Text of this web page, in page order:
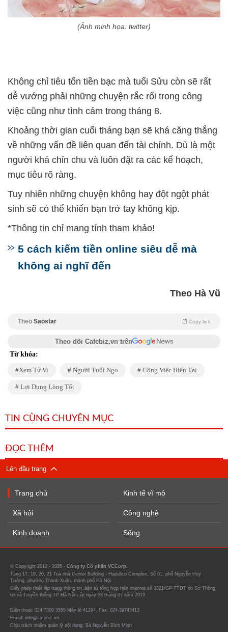
(Ảnh minh họa: twitter)
Không chỉ tiêu tốn tiền bạc mà tuổi Sửu còn sẽ rất
dễ vướng phải những chuyện rắc rối trong công
việc cũng như tình cảm trong tháng 8.
Khoảng thời gian cuối tháng bạn sẽ khá căng thẳng
về những vấn đề liên quan đến tài chính. Dù là một
người khá chỉn chu và luôn đặt ra các kế hoạch,
mục tiêu rõ ràng.
Tuy nhiên những chuyện không hay đột ngột phát
sinh sẽ có thể khiến bạn trở tay không kịp.
*Thông tin chỉ mang tính tham khảo!
5 cách kiếm tiền online siêu dễ mà
không ai nghĩ đến
Theo Hà Vũ
Theo Saostar Copy link
Theo dõi Cafebiz.vn trên
Từ khóa:
Xem Tử Vi Người Tuổi Ngọ Công Việc Hiện Tại
Lợi Dụng Lòng Tốt
TIN CÙNG CHUYÊN MỤC
ĐỌC THÊM
Lên đầu trang
Trang chủ
Xã hội
Kinh doanh
Kinh tế vĩ mô
Công nghệ
Sống
© Copyright 2012 - 2026 - Công ty Cổ phần VCCorp.
Tầng 17, 19, 20, 21 Toà nhà Center Building - Hapulico Complex, Số 01, phố Nguyễn Huy
Tưởng, phường Thanh Xuân, thành phố Hà Nội
Giấy phép thiết lập trang thông tin điện tử tổng hợp trên internet số 3321/GP-TTĐT do Sở Thông
tin và Truyền thông TP Hà Nội cấp ngày 03 tháng 07 năm 2019.
Điện thoại: 024 7309 5555 Máy lẻ 41294. Fax: 024-39743413
Email: info@cafebiz.vn
Chịu trách nhiệm quản lý nội dung: Bà Nguyễn Bích Minh